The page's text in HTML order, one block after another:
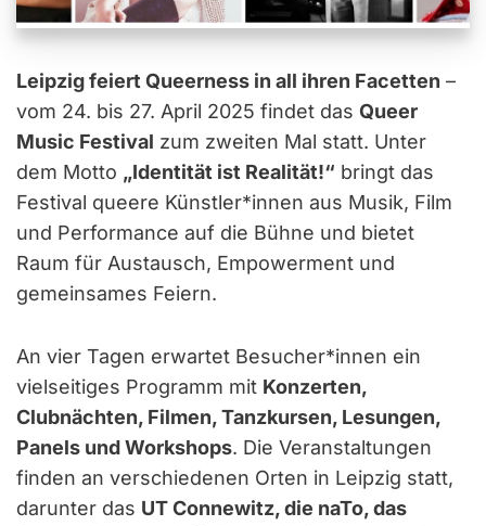
Leipzig feiert Queerness in all ihren Facetten –
vom 24. bis 27. April 2025 findet das Queer
Music Festival zum zweiten Mal statt. Unter
dem Motto „Identität ist Realität!“ bringt das
Festival queere Künstler*innen aus Musik, Film
und Performance auf die Bühne und bietet
Raum für Austausch, Empowerment und
gemeinsames Feiern.
An vier Tagen erwartet Besucher*innen ein
vielseitiges Programm mit Konzerten,
Clubnächten, Filmen, Tanzkursen, Lesungen,
Panels und Workshops. Die Veranstaltungen
finden an verschiedenen Orten in Leipzig statt,
darunter das UT Connewitz, die naTo, das